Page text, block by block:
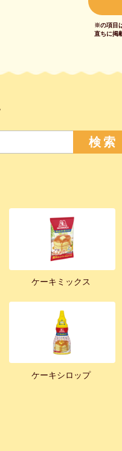
※の項目
直ちに掲
検索
ケーキミックス
ケーキシロップ